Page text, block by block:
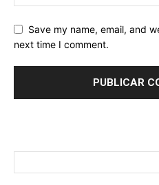
Save my name, email, and
next time I comment.